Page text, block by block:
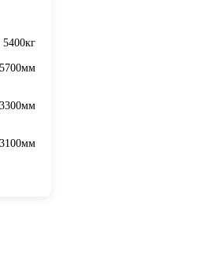
5400кг
5700мм
3300мм
3100мм